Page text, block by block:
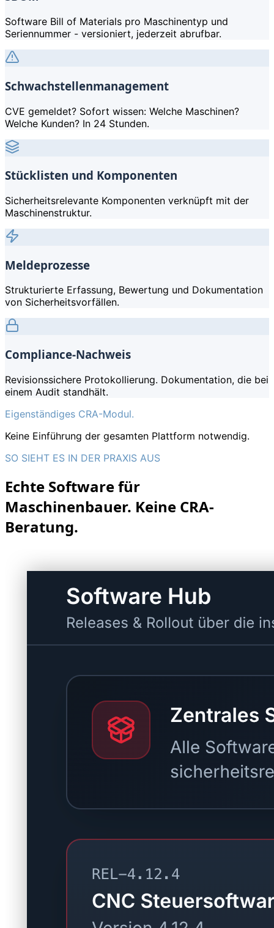
Software Bill of Materials pro Maschinentyp und
Seriennummer - versioniert, jederzeit abrufbar.
Schwachstellenmanagement
CVE gemeldet? Sofort wissen: Welche Maschinen?
Welche Kunden? In 24 Stunden.
Stücklisten und Komponenten
Sicherheitsrelevante Komponenten verknüpft mit der
Maschinenstruktur.
Meldeprozesse
Strukturierte Erfassung, Bewertung und Dokumentation
von Sicherheitsvorfällen.
Compliance-Nachweis
Revisionssichere Protokollierung. Dokumentation, die bei
einem Audit standhält.
Eigenständiges CRA-Modul.
Keine Einführung der gesamten Plattform notwendig.
SO SIEHT ES IN DER PRAXIS AUS
Echte Software für
Maschinenbauer. Keine CRA-
Beratung.